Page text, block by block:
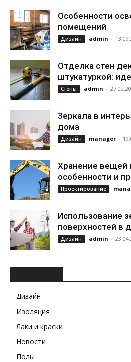
Особенности
помещений
Дизайн admin -
Отделка стен
штукатуркой:
Стены admin -
Зеркала в
дома
Дизайн manager -
Хранение вещей
особенности и
Проектирование
Использование
поверхностей в
Дизайн admin -
Дизайн
Изоляция
Лаки и краски
Новости
Полы